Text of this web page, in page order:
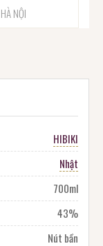
NỘI
HIBIKI
Nhật
700ml
43%
Nút bần